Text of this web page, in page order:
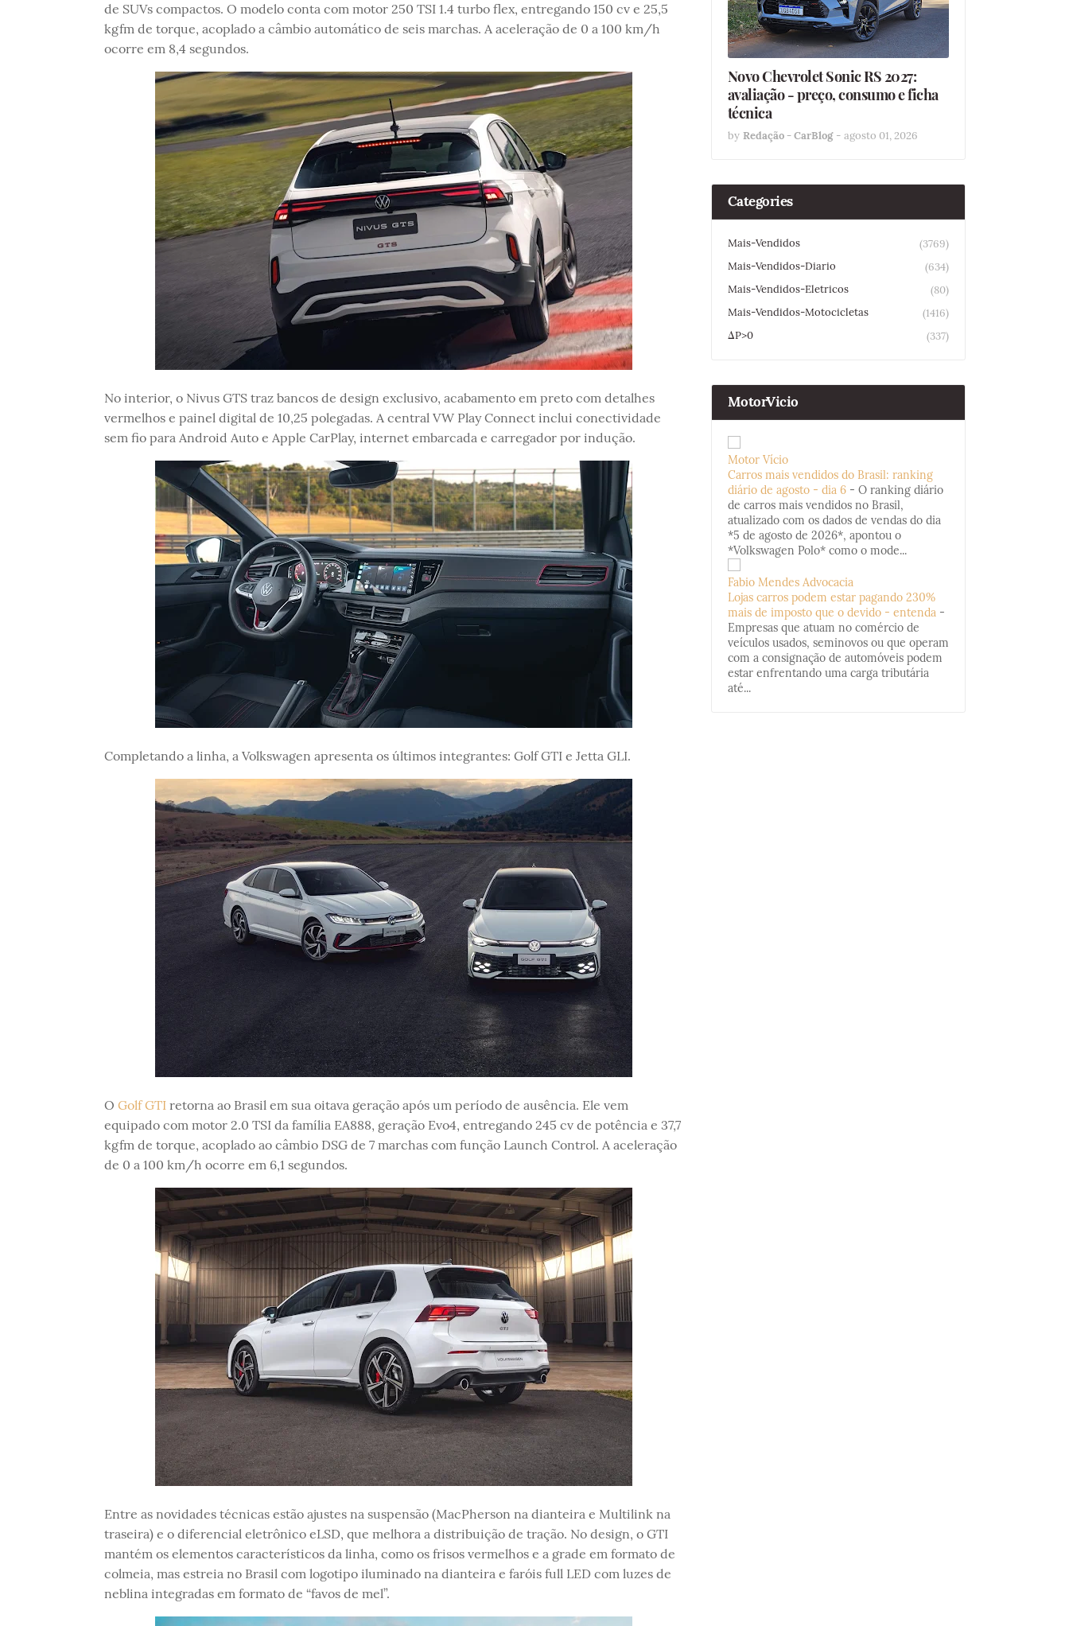
de SUVs compactos. O modelo conta com motor 250 TSI 1.4 turbo flex, entregando 150 cv e 25,5
kgfm de torque, acoplado a câmbio automático de seis marchas. A aceleração de 0 a 100 km/h
ocorre em 8,4 segundos.
No interior, o Nivus GTS traz bancos de design exclusivo, acabamento em preto com detalhes
vermelhos e painel digital de 10,25 polegadas. A central VW Play Connect inclui conectividade
sem fio para Android Auto e Apple CarPlay, internet embarcada e carregador por indução.
Completando a linha, a Volkswagen apresenta os últimos integrantes: Golf GTI e Jetta GLI.
O Golf GTIretorna ao Brasil em sua oitava geração após um período de ausência. Ele vem
equipado com motor 2.0 TSI da família EA888, geração Evo4, entregando 245 cv de potência e 37,7
kgfm de torque, acoplado ao câmbio DSG de 7 marchas com função Launch Control. A aceleração
de 0 a 100 km/h ocorre em 6,1 segundos.
Entre as novidades técnicas estão ajustes na suspensão (MacPherson na dianteira e Multilink na
traseira) e o diferencial eletrônico eLSD, que melhora a distribuição de tração. No design, o GTI
mantém os elementos característicos da linha, como os frisos vermelhos e a grade em formato de
colmeia, mas estreia no Brasil com logotipo iluminado na dianteira e faróis full LED com luzes de
neblina integradas em formato de “favos de mel”.
Novo Chevrolet Sonic RS 2027:
avaliação - preço, consumo e ficha
técnica
by Redação - CarBlog - agosto 01, 2026
Categories
Mais-Vendidos
(3769)
Mais-Vendidos-Diario
(634)
Mais-Vendidos-Eletricos
(80)
Mais-Vendidos-Motocicletas
(1416)
ΔP>0
(337)
MotorVicio
Motor Vício
Carros mais vendidos do Brasil: ranking
diário de agosto - dia 6 - O ranking diário
de carros mais vendidos no Brasil,
atualizado com os dados de vendas do dia
*5 de agosto de 2026*, apontou o
*Volkswagen Polo* como o mode...
Fabio Mendes Advocacia
Lojas carros podem estar pagando 230%
mais de imposto que o devido - entenda -
Empresas que atuam no comércio de
veículos usados, seminovos ou que operam
com a consignação de automóveis podem
estar enfrentando uma carga tributária
até...